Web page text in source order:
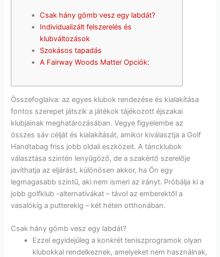
Csak hány gömb vesz egy labdát?
Individualizált felszerelés és
klubváltozások
Szokásos tapadás
A Fairway Woods Matter Opciók:
Összefoglalva: az egyes klubok rendezése és kialakítása
fontos szerepet játszik a játékok tájékozott éjszakai
klubjainak meghatározásában. Vegye figyelembe az
összes sáv célját és kialakítását, amikor kiválasztja a Golf
Handtabag friss jobb oldali eszközeit. A táncklubok
választása szintén lenyűgöző, de a szakértő szerelője
javíthatja az eljárást, különösen akkor, ha Ön egy
legmagasabb szintű, aki nem ismeri az irányt. Próbálja ki a
jobb golfklub -alternatívákat – távol az emberektől a
vasalókig a putterekig – két héten otthonában.
Csak hány gömb vesz egy labdát?
Ezzel egyidejűleg a konkrét teniszprogramok olyan
klubokkal rendelkeznek, amelyeket nem használnak,